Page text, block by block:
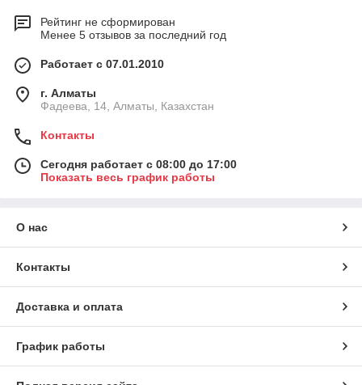
Рейтинг не сформирован
Менее 5 отзывов за последний год
Работает с 07.01.2010
г. Алматы
Фадеева, 14, Алматы, Казахстан
Контакты
Сегодня работает с 08:00 до 17:00
Показать весь график работы
О нас
Контакты
Доставка и оплата
График работы